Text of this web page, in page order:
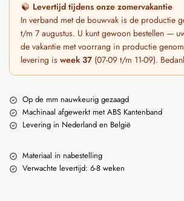
Levertijd tijdens onze zomervakantie
In verband met de bouwvak is de productie
t/m 7 augustus. U kunt gewoon bestellen —
de vakantie met voorrang in productie
levering is week 37 (07-09 t/m 11-09).
Op de mm nauwkeurig gezaagd
Machinaal afgewerkt met ABS Kantenband
Levering in Nederland en België
Materiaal in nabestelling
Verwachte levertijd: 6-8 weken